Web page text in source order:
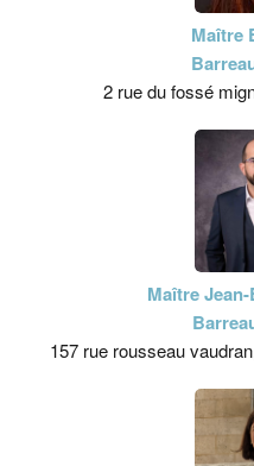
Maître
2 rue du fossé
Maître
157 rue rousseau